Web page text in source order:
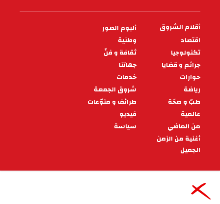
PIED
DE
PAGE
أقلام الشروق
ألبوم الصور
اقتصاد
وطنية
تكنولوجيا
ثقافة و فنّ
جرائم و قضايا
جهاتنا
حوارات
خدمات
رياضة
شروق الجمعة
طبّ و صحّة
طرائف و منوّعات
عالمية
فيديو
من الماضي
سياسة
أغنية من الزمن
الجميل